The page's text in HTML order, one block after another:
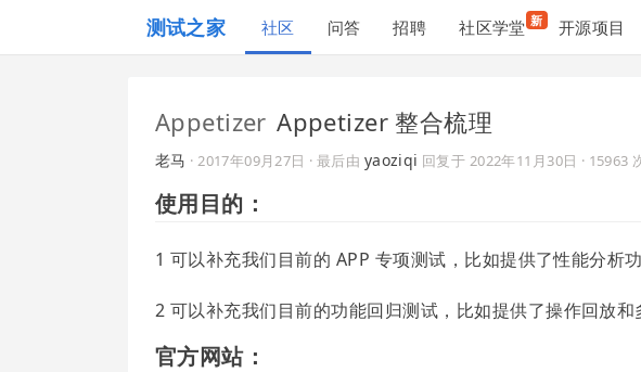
测试之家 社区 问答 招聘 社区学堂 新 开源项目
Appetizer Appetizer 整合梳理
老马 ·2017年09月27日 · 最后由 yaoziqi 回复于 2022年11月30日 · 15963
使用目的：
1 可以补充我们目前的 APP 专项测试，比如提供了性能分析
2 可以补充我们目前的功能回归测试，比如提供了操作回放和
官方网站：